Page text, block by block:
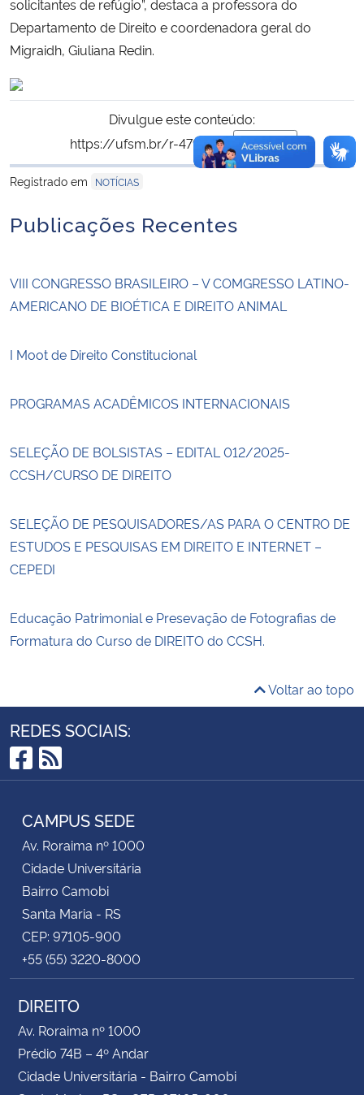
solicitantes de refúgio”, destaca a professora do
Departamento de Direito e coordenadora geral do
Migraidh, Giuliana Redin.
Divulgue este conteúdo:
https://ufsm.br/r-479-970
Copiar
para área de
Registrado em
NOTÍCIAS
Publicações Recentes
VIII CONGRESSO BRASILEIRO – V COMGRESSO LATINO-
AMERICANO DE BIOÉTICA E DIREITO ANIMAL
I Moot de Direito Constitucional
PROGRAMAS ACADÊMICOS INTERNACIONAIS
SELEÇÃO DE BOLSISTAS – EDITAL 012/2025-
CCSH/CURSO DE DIREITO
SELEÇÃO DE PESQUISADORES/AS PARA O CENTRO DE
ESTUDOS E PESQUISAS EM DIREITO E INTERNET –
CEPEDI
Educação Patrimonial e Presevação de Fotografias de
Formatura do Curso de DIREITO do CCSH.
Voltar ao topo
REDES SOCIAIS:
Facebook
RSS
CAMPUS SEDE
Av. Roraima nº 1000
Cidade Universitária
Bairro Camobi
Santa Maria - RS
CEP: 97105-900
+55 (55) 3220-8000
DIREITO
Av. Roraima nº 1000
Prédio 74B – 4º Andar
Cidade Universitária - Bairro Camobi